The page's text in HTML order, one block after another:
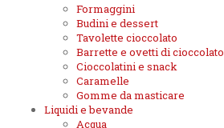
Formaggini
Budini e dessert
Tavolette cioccolato
Barrette e ovetti di cioccolato
Cioccolatini e snack
Caramelle
Gomme da masticare
Liquidi e bevande
Acqua